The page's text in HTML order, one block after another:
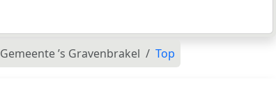
Gemeente ’s Gravenbrakel Top